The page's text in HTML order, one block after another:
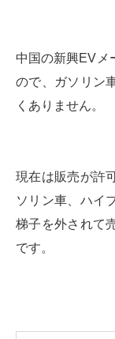
中国の新興EVメ
ので、ガソリン
くありません。
現在は販売が許
ソリン車、ハイ
梯子を外されて
です。